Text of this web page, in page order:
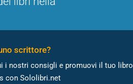
scrittore?
i nostri consigli e promuovi il tuo libro
con Sololibri.net